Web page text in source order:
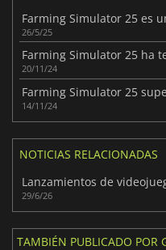
26/5/25
20/11/24
14/11/24
NOTICIAS RELACIONADAS
29/6/26
TAMBIÉN PUBLICADO POR